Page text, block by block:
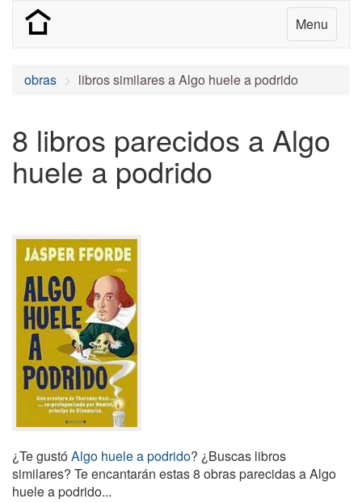
Menu
obras libros similares a Algo huele a podrido
8 libros parecidos a Algo
huele a podrido
¿Te gustóAlgo huele a podrido? ¿Buscas libros
similares? Te encantarán estas 8 obras parecidas a Algo
huele a podrido...